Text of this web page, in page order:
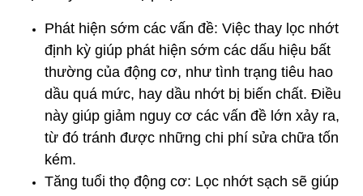
Phát hiện sớm các vấn đề: Việc thay lọc nhớt
định kỳ giúp phát hiện sớm các dấu hiệu bất
thường của động cơ, như tình trạng tiêu hao
dầu quá mức, hay dầu nhớt bị biến chất. Điều
này giúp giảm nguy cơ các vấn đề lớn xảy ra,
từ đó tránh được những chi phí sửa chữa tốn
kém.
Tăng tuổi thọ động cơ: Lọc nhớt sạch sẽ giúp